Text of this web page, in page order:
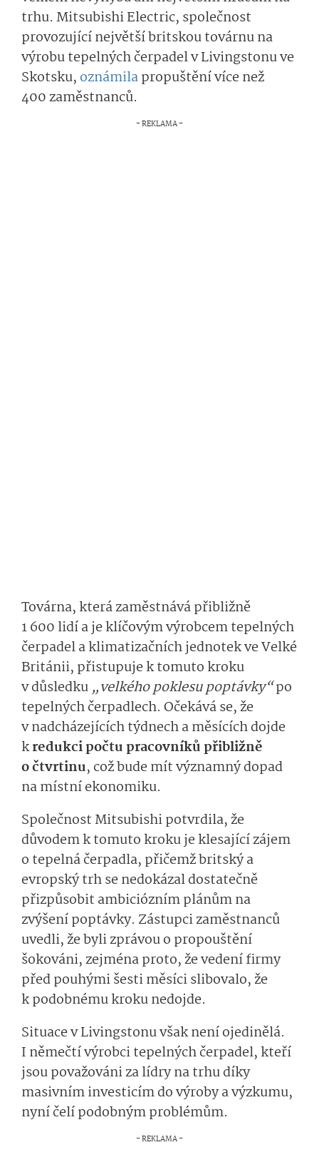
trhu. Mitsubishi Electric, společnost
provozující největší britskou továrnu na
výrobu tepelných čerpadel v Livingstonu ve
Skotsku, oznámilapropuštění více než
400 zaměstnanců.
Továrna, která zaměstnává přibližně
1 600 lidí a je klíčovým výrobcem tepelných
čerpadel a klimatizačních jednotek ve Velké
Británii, přistupuje k tomuto kroku
v důsledku„velkého poklesu poptávky“po
tepelných čerpadlech. Očekává se, že
v nadcházejících týdnech a měsících dojde
kredukci počtu pracovníků přibližně
o čtvrtinu, což bude mít významný dopad
na místní ekonomiku.
Společnost Mitsubishi potvrdila, že
důvodem k tomuto kroku je klesající zájem
o tepelná čerpadla, přičemž britský a
evropský trh se nedokázal dostatečně
přizpůsobit ambiciózním plánům na
zvýšení poptávky. Zástupci zaměstnanců
uvedli, že byli zprávou o propouštění
šokováni, zejména proto, že vedení firmy
před pouhými šesti měsíci slibovalo, že
k podobnému kroku nedojde.
Situace v Livingstonu však není ojedinělá.
I němečtí výrobci tepelných čerpadel, kteří
jsou považováni za lídry na trhu díky
masivním investicím do výroby a výzkumu,
nyní čelí podobným problémům.